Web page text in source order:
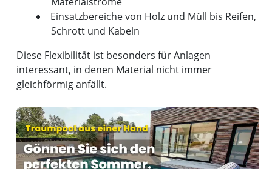
Einsatzbereiche von Holz und Müll bis Reifen,
Schrott und Kabeln
Diese Flexibilität ist besonders für Anlagen
interessant, in denen Material nicht immer
gleichförmig anfällt.